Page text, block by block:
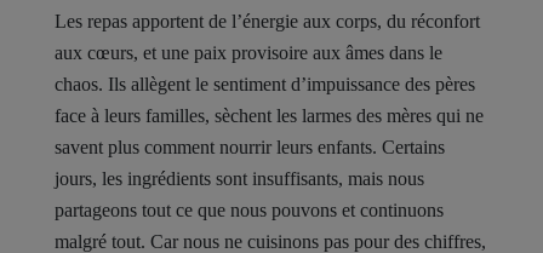
Les repas apportent de l’énergie aux corps, du réconfort
aux cœurs, et une paix provisoire aux âmes dans le
chaos. Ils allègent le sentiment d’impuissance des pères
face à leurs familles, sèchent les larmes des mères qui ne
savent plus comment nourrir leurs enfants. Certains
jours, les ingrédients sont insuffisants, mais nous
partageons tout ce que nous pouvons et continuons
malgré tout. Car nous ne cuisinons pas pour des chiffres,